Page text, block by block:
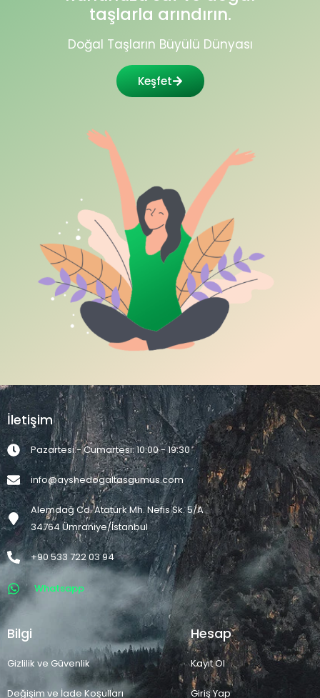
taşlarla arındırın.
Doğal Taşların Büyülü Dünyası
Keşfet
İletişim
Pazartesi - Cumartesi: 10:00 - 19:30
info@ayshedogaltasgumus.com
Alemdağ Cd. Atatürk Mh. Nefis Sk. 5/A
34764 Ümraniye/İstanbul
+90 533 722 03 94
Whatsapp
Bilgi
Gizlilik ve Güvenlik
Değişim ve İade Koşulları
Hesap
Kayıt Ol
Giriş Yap